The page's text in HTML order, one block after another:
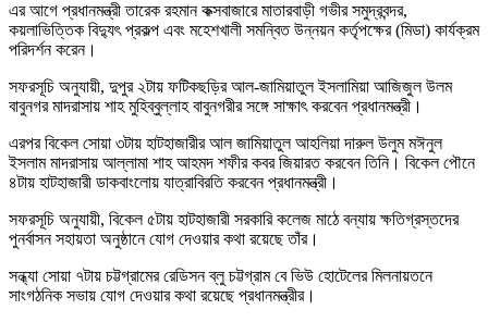
এর আগে প্রধানমন্ত্রী তারেক রহমান কক্সবাজারে মাতারবাড়ী গভীর সমুদ্রবন্দর,
কয়লাভিত্তিক বিদ্যুৎ প্রকল্প এবং মহেশখালী সমন্বিত উন্নয়ন কর্তৃপক্ষের (মিডা) কার্যক্রম
পরিদর্শন করেন।
সফরসূচি অনুযায়ী, দুপুর ২টায় ফটিকছড়ির আল-জামিয়াতুল ইসলামিয়া আজিজুল উলম
বাবুনগর মাদরাসায় শাহ মুহিব্বুল্লাহ বাবুনগরীর সঙ্গে সাক্ষাৎ করবেন প্রধানমন্ত্রী।
এরপর বিকেল সোয়া ৩টায় হাটহাজারীর আল জামিয়াতুল আহলিয়া দারুল উলুম মঈনুল
ইসলাম মাদরাসায় আল্লামা শাহ আহমদ শফীর কবর জিয়ারত করবেন তিনি। বিকেল পৌনে
৪টায় হাটহাজারী ডাকবাংলোয় যাত্রাবিরতি করবেন প্রধানমন্ত্রী।
সফরসূচি অনুযায়ী, বিকেল ৫টায় হাটহাজারী সরকারি কলেজ মাঠে বন্যায় ক্ষতিগ্রস্তদের
পুনর্বাসন সহায়তা অনুষ্ঠানে যোগ দেওয়ার কথা রয়েছে তাঁর।
সন্ধ্যা সোয়া ৭টায় চট্টগ্রামের রেডিসন ব্লু চট্টগ্রাম বে ভিউ হোটেলের মিলনায়তনে
সাংগঠনিক সভায় যোগ দেওয়ার কথা রয়েছে প্রধানমন্ত্রীর।